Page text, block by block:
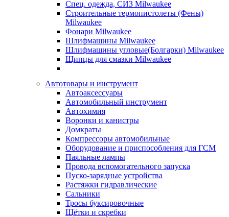
Спец. одежда, СИЗ Milwaukee
Строительные термопистолеты (Фены)
Milwaukee
Фонари Milwaukee
Шлифмашины Milwaukee
Шлифмашины угловые(Болгарки) Milwaukee
Щипцы для смазки Milwaukee
Автотовары и инструмент
Автоаксессуары
Автомобильный инструмент
Автохимия
Воронки и канистры
Домкраты
Компрессоры автомобильные
Оборудование и приспособления для ГСМ
Паяльные лампы
Провода вспомогательного запуска
Пуско-зарядные устройства
Растяжки гидравлические
Сальники
Тросы буксировочные
Щётки и скребки